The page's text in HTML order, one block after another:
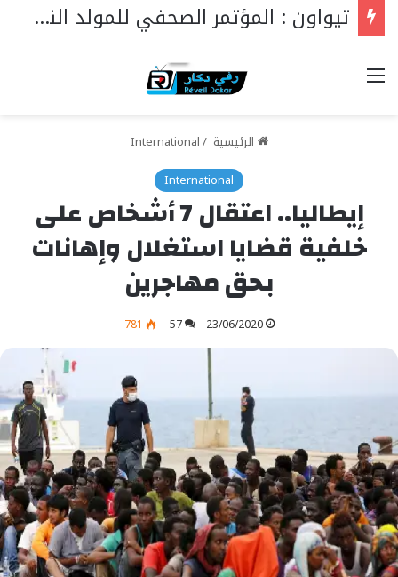
تيواون : المؤتمر الصحفي للمولد النبوي 2026
خيارات
الرئيسية /
International
International
إيطاليا.. اعتقال 7 أشخاص على
خلفية قضايا استغلال وإهانات
بحق مهاجرين
23/06/2020
57
781